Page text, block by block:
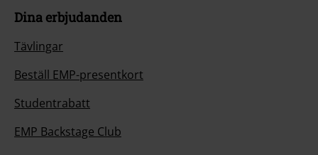
Dina erbjudanden
Tävlingar
Beställ EMP-presentkort
Studentrabatt
EMP Backstage Club